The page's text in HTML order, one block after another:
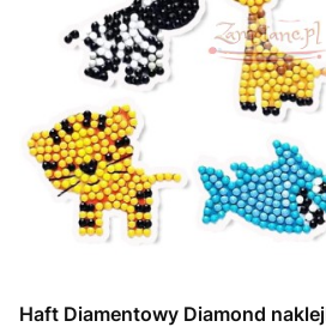
Haft Diamentowy Diamond